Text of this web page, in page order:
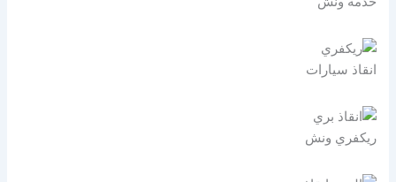
انقاذ سيارات
ريكفري ونش